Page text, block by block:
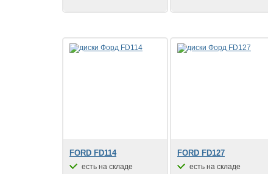
FORD FD114
есть на складе
FORD FD127
есть на складе